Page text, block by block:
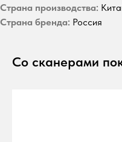
Страна производства:
Страна бренда: Россия
Со сканерами